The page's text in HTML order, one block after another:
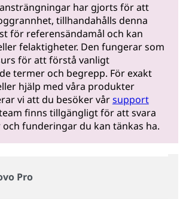
har gjorts för att
tillhandahålls denna
för referensändamål och kan
felaktigheter. Den fungerar som
för att förstå vanligt
termer och begrepp. För exakt
hjälp med våra produkter
vi att du besöker vårsupport
finns tillgängligt för att svara
funderingar du kan tänkas ha.
Pro